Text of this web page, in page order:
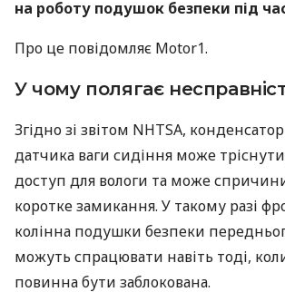
на роботу подушок безпеки під
Про це повідомляє Мotor1.
У чому полягає
Згідно зі звітом NHTSA,
датчика ваги сидіння може
доступ для вологи та може
коротке замикання. У такому разі
колінна подушки безпеки
можуть спрацювати навіть тоді,
повинна бути заблокована.